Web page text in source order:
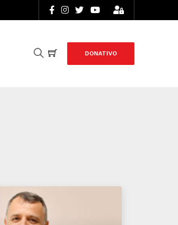
DONATIVO